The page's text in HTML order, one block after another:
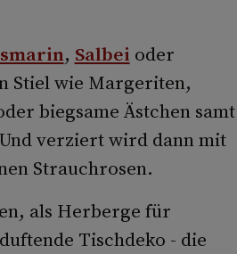
, Salbei oder
Stiel wie Margeriten,
biegsame Ästchen samt
verziert wird dann mit
Strauchrosen.
als Herberge für
Tischdeko - die